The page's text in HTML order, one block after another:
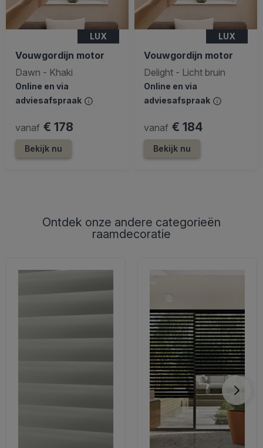
LUX
Vouwgordijn motor
Dawn - Khaki
Online en via
adviesafspraak
vanaf € 178
Bekijk nu
LUX
Vouwgordijn motor
Delight - Licht bruin
Online en via
adviesafspraak
vanaf € 184
Bekijk nu
Ontdek onze andere categorieën
raamdecoratie